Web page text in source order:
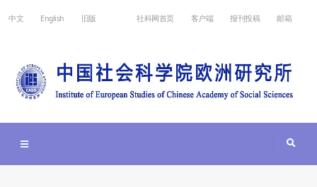
中文 English 旧版 社科网首页 客户端 报刊投稿 邮箱